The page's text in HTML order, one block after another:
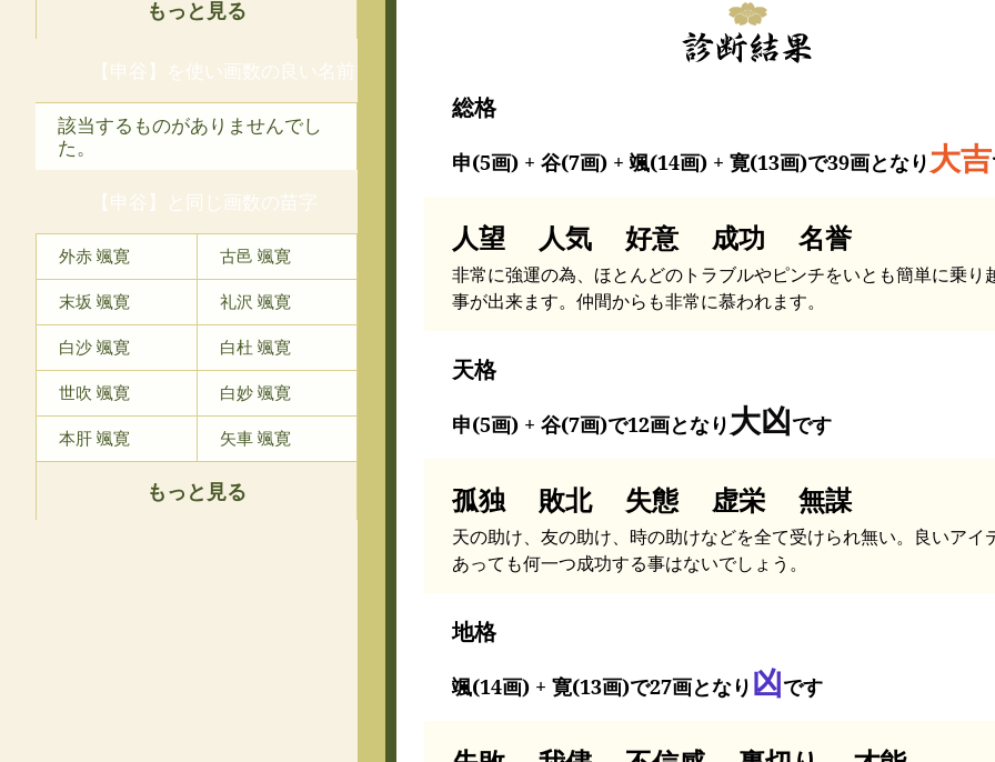
もっと見る
【申谷】を使い画数の良い名前
該当するものがありませんでし
た。
【申谷】と同じ画数の苗字
外赤 颯寛 古邑 颯寛
末坂 颯寛 礼沢 颯寛
白沙 颯寛 白杜 颯寛
世吹 颯寛 白妙 颯寛
本肝 颯寛 矢車 颯寛
もっと見る
総格
申(5画) + 谷(7画) + 颯(14画) + 寛(13画)で39画となり 大吉
人望 人気 好意 成功 名誉
非常に強運の為、ほとんどのトラブルやピンチをいとも簡単に乗り
事が出来ます。仲間からも非常に慕われます。
天格
申(5画) + 谷(7画)で12画となり 大凶です
孤独 敗北 失態 虚栄 無謀
天の助け、友の助け、時の助けなどを全て受けられ無い。良いアイ
あっても何一つ成功する事はないでしょう。
地格
颯(14画) + 寛(13画)で27画となり 凶です